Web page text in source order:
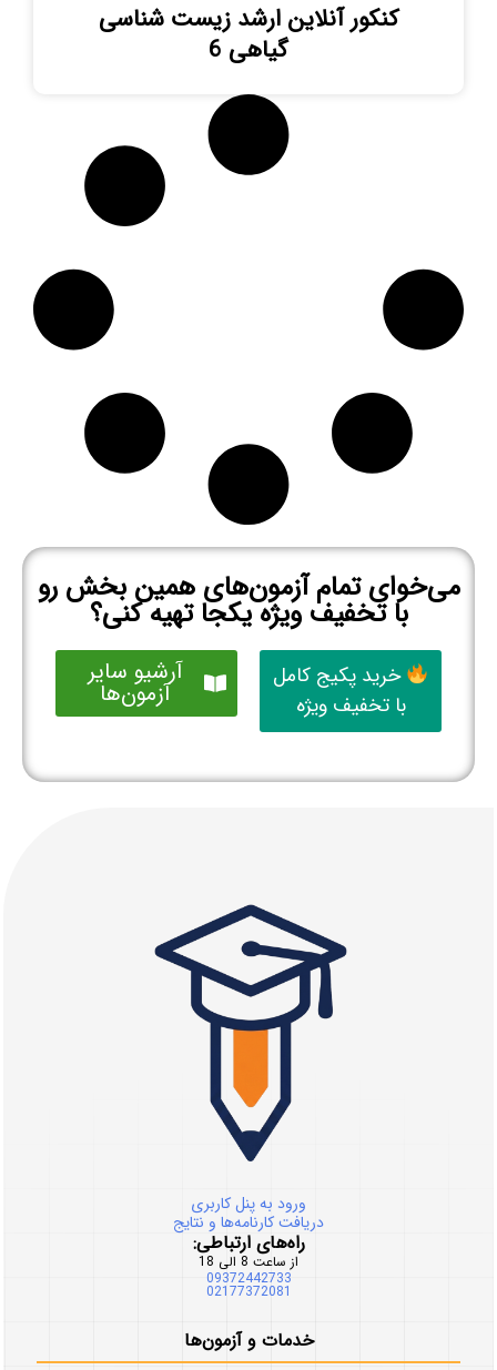
کنکور آنلاین ارشد زیست شناسی
گیاهی 6
می‌خوای تمام آزمون‌های همین بخش رو
با تخفیف ویژه یکجا تهیه کنی؟
خرید پکیج کامل
با تخفیف ویژه
آرشیو سایر
آزمون‌ها
ورود به پنل کاربری
دریافت کارنامه‌ها و نتایج
راه‌های ارتباطی:
از ساعت 8 الی 18
09372442733
02177372081
خدمات و آزمون‌ها